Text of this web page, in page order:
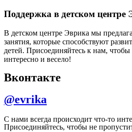
Поддержка в детском центре
В детском центре Эврика мы
занятия, которые способствуют
детей. Присоединяйтесь к нам,
интересно и весело!
Вконтакте
@evrika
С нами всегда происходит что-то
Присоединяйтесь, чтобы не